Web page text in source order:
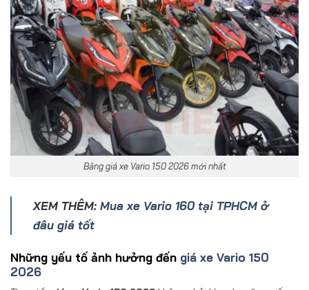
Bảng giá xe Vario 150 2026 mới nhất
XEM THÊM: Mua xe Vario 160 tại TPHCM ở
đâu giá tốt
Những yếu tố ảnh hưởng đến giá xe Vario 150
2026